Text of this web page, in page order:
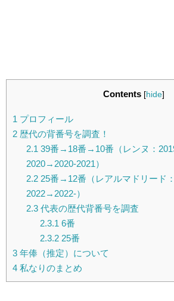
Contents [hide]
1 プロフィール
2 歴代の背番号を調査！
2.1 39番→18番→10番（レンヌ：
2020→2020-2021）
2.225番→12番（レアルマドリード
2022→2022-）
2.3代表の歴代背番号を調査
2.3.1 6番
2.3.225番
3 年俸（推定）について
4 私なりのまとめ